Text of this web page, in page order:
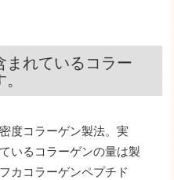
まれているコラー
度コラーゲン製法。実
いるコラーゲンの量は製
カコラーゲンペプチド